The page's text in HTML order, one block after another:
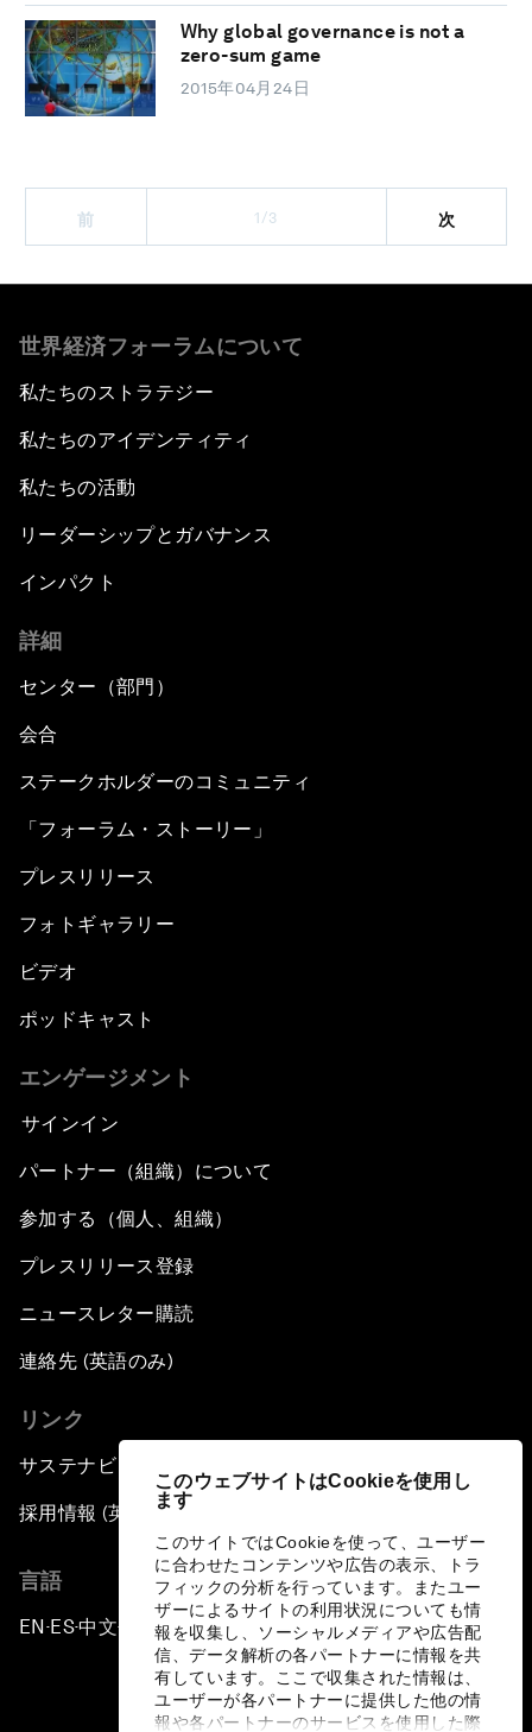
このウェブサイトはCookieを使用し
ます
このサイトではCookieを使って、ユーザー
に合わせたコンテンツや広告の表示、トラ
フィックの分析を行っています。またユー
ザーによるサイトの利用状況についても情
報を収集し、ソーシャルメディアや広告配
信、データ解析の各パートナーに情報を共
有しています。ここで収集された情報は、
ユーザーが各パートナーに提供した他の情
報や各パートナーのサービスを使用した際
Why global governance is not a
zero-sum game
2015年04月24日
前 1/3 次
世界経済フォーラムについて
私たちのストラテジー
私たちのアイデンティティ
私たちの活動
リーダーシップとガバナンス
インパクト
詳細
センター（部門）
会合
ステークホルダーのコミュニティ
「フォーラム・ストーリー」
プレスリリース
フォトギャラリー
ビデオ
ポッドキャスト
エンゲージメント
サインイン
パートナー（組織）について
参加する（個人、組織）
プレスリリース登録
ニュースレター購読
連絡先 (英語のみ)
リンク
サステナビリティへの取り組み
採用情報 (英語のみ)
言語
EN ▪ES▪中文▪ 日本語